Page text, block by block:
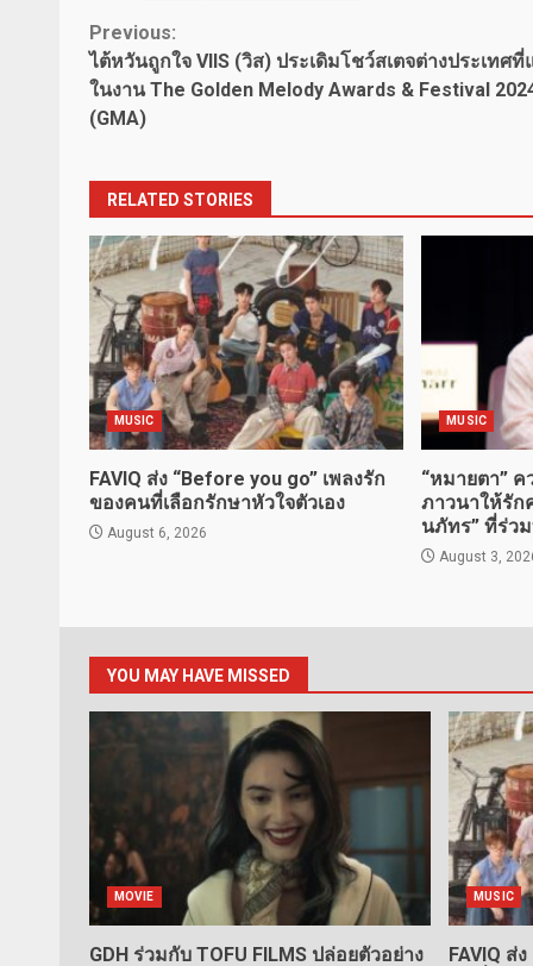
Continue
Reading
Previous:
ไต้หวันถูกใจ VIIS (วิส) ประเดิมโชว์สเตจต่างประเทศที่
ในงาน The Golden Melody Awards & Festival
(GMA)
RELATED STORIES
MUSIC
FAVIQ ส่ง “Before you go” เพลงรัก
ของคนที่เลือกรักษาหัวใจตัวเอง
August 6, 2026
MUSIC
“หมายตา”
ภาวนาให้รัก
นภัทร” ที่ร่ว
August 3,
YOU MAY HAVE MISSED
MOVIE
GDH ร่วมกับ TOFU FILMS ปล่อยตัวอย่าง
MUSIC
FAVIQ ส่